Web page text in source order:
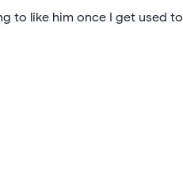
to like him once I get used to